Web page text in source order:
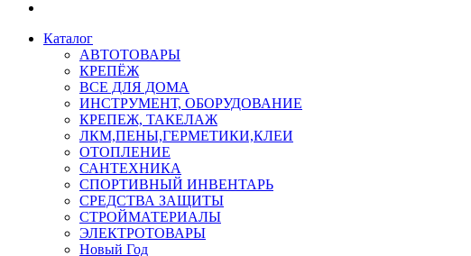
Каталог
АВТОТОВАРЫ
КРЕПЁЖ
ВСЕ ДЛЯ ДОМА
ИНСТРУМЕНТ, ОБОРУДОВАНИЕ
КРЕПЕЖ, ТАКЕЛАЖ
ЛКМ,ПЕНЫ,ГЕРМЕТИКИ,КЛЕИ
ОТОПЛЕНИЕ
САНТЕХНИКА
СПОРТИВНЫЙ ИНВЕНТАРЬ
СРЕДСТВА ЗАЩИТЫ
СТРОЙМАТЕРИАЛЫ
ЭЛЕКТРОТОВАРЫ
Новый Год